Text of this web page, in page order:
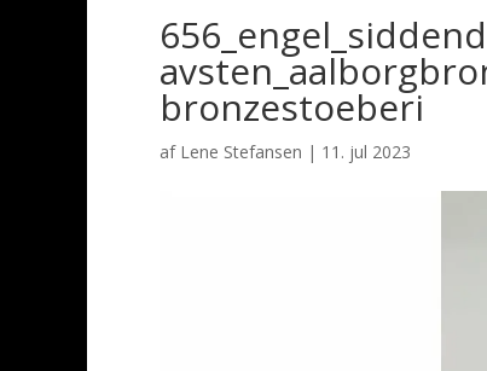
bronzestoeberi
af Lene Stefansen | 11. jul 2023